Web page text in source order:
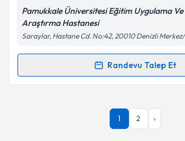
Kişisel verilerimin işlenmesine
'ni okudum ve kişisel
kapsamda işlenmesini kabul
Takvim Talebini
Pamukkale Üniversitesi Eğitim Uygulama Ve
Araştırma Hastanesi
Saraylar, Hastane Cd. No:42, 20010 Denizli
Randevu Talep Et
Randevu Takvimi Talebi
Ass. Dt. Fatma Gülnür Konyalı
talebi oluşturun. Size bu uzmandan
1 2 ›